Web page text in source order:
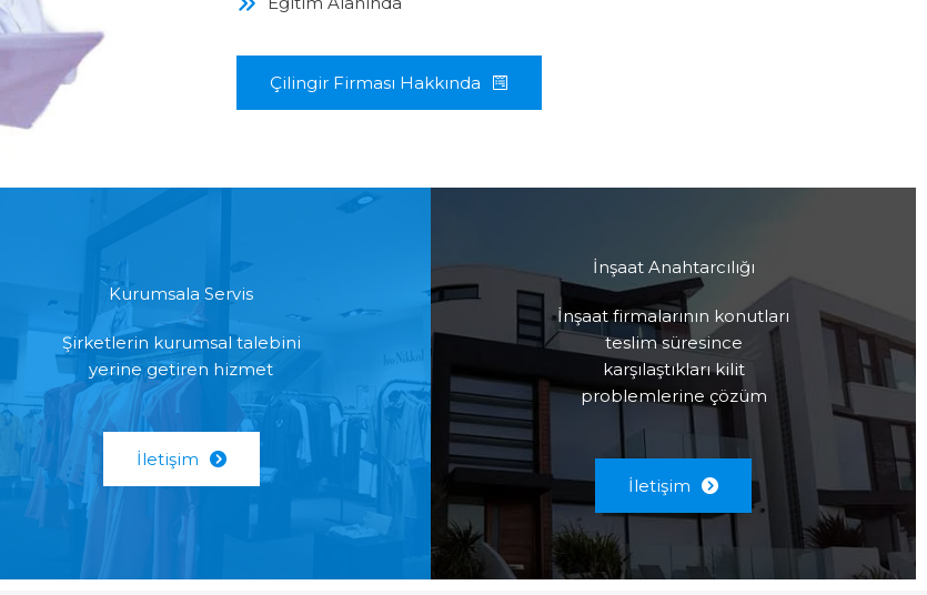
Çilingir Firması Hakkında
Kurumsala Servis
Şirketlerin kurumsal talebini
yerine getiren hizmet
İletişim
İnşaat Anahtarcılığı
İnşaat firmalarının konutları
teslim süresince
karşılaştıkları kilit
problemlerine çözüm
İletişim